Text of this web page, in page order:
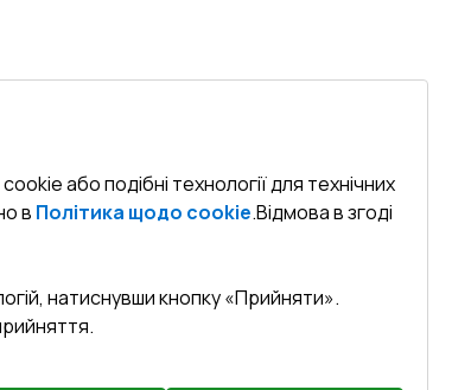
або подібні технології для технічних
в Політика щодо cookie.Відмова в згоді
натиснувши кнопку «Прийняти».